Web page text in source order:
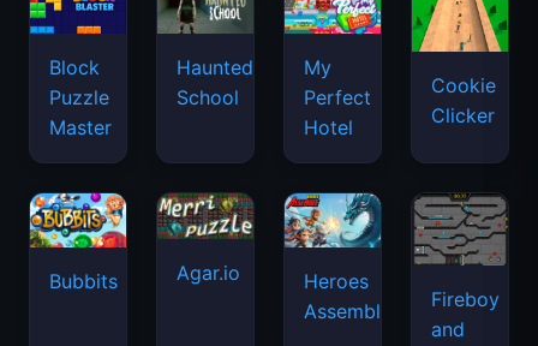
Block
Puzzle
Master
Haunted
School
My
Perfect
Hotel
Cookie
Clicker
Bubbits Agar.io
Heroes
Assemble
Fireboy
and